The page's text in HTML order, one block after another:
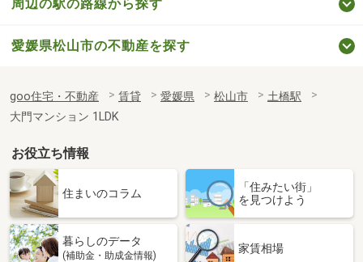
周辺の駅の路線から探す
愛媛県松山市の不動産を探す
goo住宅・不動産 賃貸 愛媛県 松山市
土橋駅
大門マンション 1LDK
お役立ち情報
住まいのコラム
「住みたい街」
を見つけよう
暮らしのデータ
(補助金・助成金情報)
家賃相場